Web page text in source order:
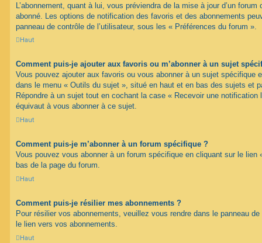
L’abonnement, quant à lui, vous préviendra de la mise à jour d’un forum
abonné. Les options de notification des favoris et des abonnements
panneau de contrôle de l’utilisateur, sous les « Préférences du forum ».
Haut
Comment puis-je ajouter aux favoris ou m’abonner à un sujet
Vous pouvez ajouter aux favoris ou vous abonner à un sujet spécifique
dans le menu « Outils du sujet », situé en haut et en bas des sujets et
Répondre à un sujet tout en cochant la case « Recevoir une notification
équivaut à vous abonner à ce sujet.
Haut
Comment puis-je m’abonner à un forum spécifique ?
Vous pouvez vous abonner à un forum spécifique en cliquant sur le lien
bas de la page du forum.
Haut
Comment puis-je résilier mes abonnements ?
Pour résilier vos abonnements, veuillez vous rendre dans le panneau
le lien vers vos abonnements.
Haut